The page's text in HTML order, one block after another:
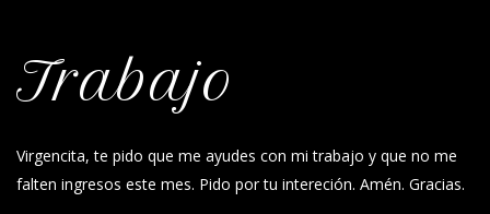
Trabajo
Virgencita, te pido que me ayudes con mi trabajo y que no me
falten ingresos este mes. Pido por tu intereción. Amén. Gracias.